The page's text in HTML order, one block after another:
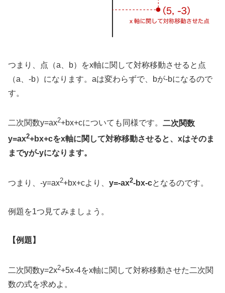
つまり、点（a、b）をx軸に関して対称移動させると点
（a、-b）になります。aは変わらずで、bが-bになるので
す。
二次関数y=ax2+bx+cについても同様です。 二次関数
y=ax2+bx+cをx軸に関して対称移動させると、xはそのま
までyが-yになります。
つまり、-y=ax2+bx+cより、 y=-ax2-bx-cとなるのです。
例題を1つ見てみましょう。
【例題】
二次関数y=2x2+5x-4をx軸に関して対称移動させた二次関
数の式を求めよ。